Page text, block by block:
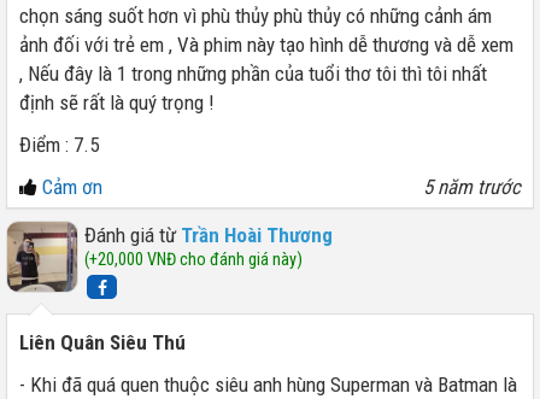
chọn sáng suốt hơn vì phù thủy phù thủy có những cảnh ám
ảnh đối với trẻ em , Và phim này tạo hình dễ thương và dễ xem
, Nếu đây là 1 trong những phần của tuổi thơ tôi thì tôi nhất
định sẽ rất là quý trọng !
Điểm : 7.5
Cảm ơn
5 năm trước
Đánh giá từ Trần Hoài Thương
(+20,000 VNĐ cho đánh giá này)
Liên Quân Siêu Thú
- Khi đã quá quen thuộc siêu anh hùng Superman và Batman là